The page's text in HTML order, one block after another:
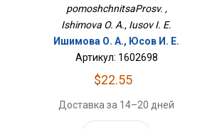
pomoshchnitsaProsv. ,
Ishimova O. A., Iusov I. E.
Ишимова О. А., Юсов И. Е.
Артикул: 1602698
$22.55
Доставка за 14–20 дней